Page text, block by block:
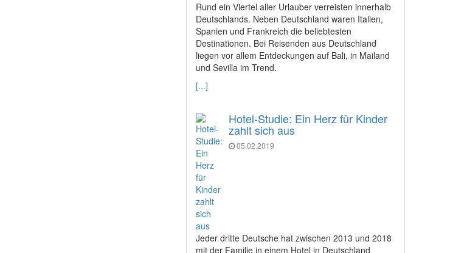
Rund ein Viertel aller Urlauber verreisten innerhalb
Deutschlands. Neben Deutschland waren Italien,
Spanien und Frankreich die beliebtesten
Destinationen. Bei Reisenden aus Deutschland
liegen vor allem Entdeckungen auf Bali, in Mailand
und Sevilla im Trend.
[...]
Hotel-Studie: Ein Herz für Kinder
zahlt sich aus
05.02.2019
Jeder dritte Deutsche hat zwischen 2013 und 2018
mit der Familie in einem Hotel in Deutschland